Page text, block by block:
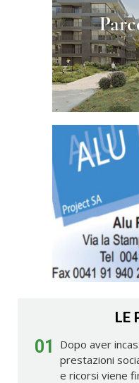
LE
01
Dopo aver
prestazioni
e ricorsi viene